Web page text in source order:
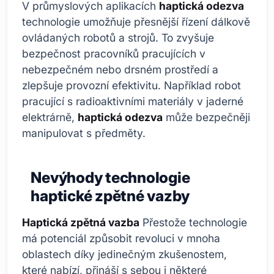
V průmyslových aplikacích haptická odezva
technologie umožňuje přesnější řízení dálkově
ovládaných robotů a strojů. To zvyšuje
bezpečnost pracovníků pracujících v
nebezpečném nebo drsném prostředí a
zlepšuje provozní efektivitu. Například robot
pracující s radioaktivními materiály v jaderné
elektrárně, haptická odezva může bezpečněji
manipulovat s předměty.
Nevýhody technologie
haptické zpětné vazby
Haptická zpětná vazba Přestože technologie
má potenciál způsobit revoluci v mnoha
oblastech díky jedinečným zkušenostem,
které nabízí, přináší s sebou i některé